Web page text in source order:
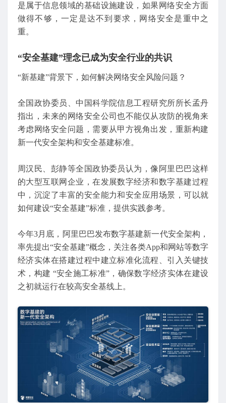
是属于信息领域的基础设施建设，如果网络安全方面
做得不够，一定是达不到要求，网络安全是重中之
重。
“安全基建”理念已成为安全行业的共识
“新基建”背景下，如何解决网络安全风险问题？
全国政协委员、中国科学院信息工程研究所所长孟丹
指出，未来的网络安全公司也不能仅从攻防的视角来
考虑网络安全问题，需要从甲方视角出发，重新构建
新一代安全架构和安全基建标准。
周汉民、彭静等全国政协委员认为，像阿里巴巴这样
的大型互联网企业，在发展数字经济和数字基建过程
中，沉淀了丰富的安全能力和安全应用场景，可以就
如何建设“安全基建”标准，提供实践参考。
今年3月底，阿里巴巴发布数字基建新一代安全架构，
率先提出“安全基建”概念，关注各类App和网站等数字
经济实体在搭建过程中建立标准化流程、引入关键技
术，构建 “安全施工标准”，确保数字经济实体在建设
之初就运行在较高安全基线上。